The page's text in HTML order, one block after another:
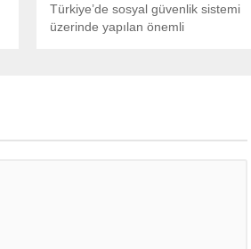
seçimli kurultayında genel
başkanlık...
Türkiye’de sosyal güvenlik sistemi
üzerinde yapılan önemli